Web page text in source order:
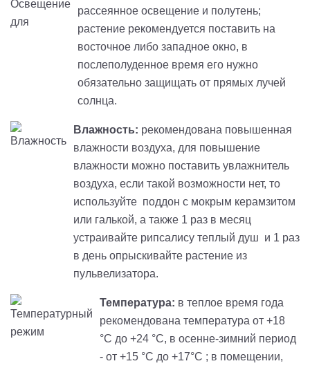
рассеянное освещение и полутень;
растение рекомендуется поставить на
восточное либо западное окно, в
послеполуденное время его нужно
обязательно защищать от прямых лучей
солнца.
Влажность: рекомендована повышенная
влажности воздуха, для повышение
влажности можно поставить увлажнитель
воздуха, если такой возможности нет, то
используйте поддон с мокрым керамзитом
или галькой, а также 1 раз в месяц
устраивайте рипсалису теплый душ и 1 раз
в день опрыскивайте растение из
пульвелизатора.
Температура: в теплое время года
рекомендована температура от +18
°C до +24 °C, в осенне-зимний период
- от +15 °C до +17°C ; в помещении,